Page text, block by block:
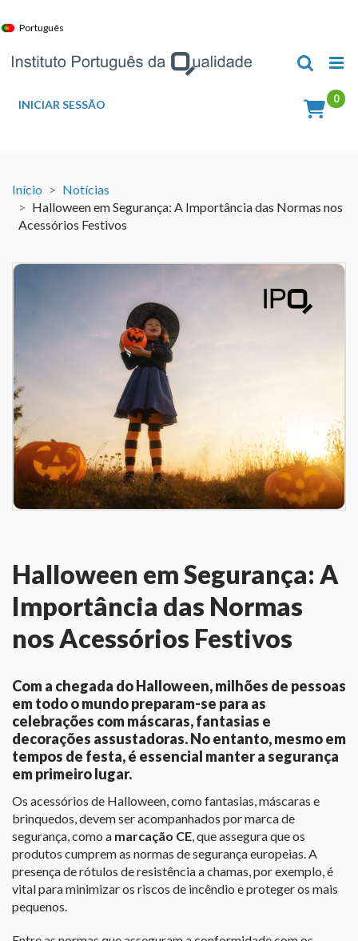
to
Português
INICIAR SESSÃO
Início
Notícias
Halloween em Segurança: A Importância das Normas nos
Acessórios Festivos
View
Halloween em Segurança: A
Importância das Normas
nos Acessórios Festivos
Com a chegada do Halloween, milhões de pessoas
em todo o mundo preparam-se para as
celebrações com máscaras, fantasias e
decorações assustadoras. No entanto, mesmo em
tempos de festa, é essencial manter a segurança
em primeiro lugar.
Os acessórios de Halloween, como fantasias, máscaras e
brinquedos, devem ser acompanhados por marca de
segurança, como a marcação CE, que assegura que os
produtos cumprem as normas de segurança europeias. A
presença de rótulos de resistência a chamas, por exemplo, é
vital para minimizar os riscos de incêndio e proteger os mais
pequenos.